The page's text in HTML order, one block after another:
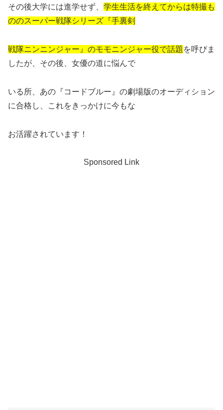
その後大学には進学せず、 学生生活を終えてからは特撮も
ののスーパー戦隊シリーズ『手裏剣
戦隊ニンニンジャー』のモモニンジャー役で話題 を呼びま
したが、その後、女優の道に悩んで
いる所、あの『コードブルー』の劇場版のオーディション
に合格し、これをきっかけに今もな
お活躍されています！
Sponsored Link